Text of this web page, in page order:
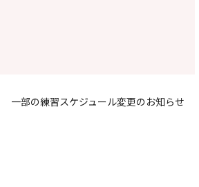
一部の練習スケジュール変更のお知らせ